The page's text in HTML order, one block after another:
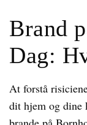
Brand
Dag:
At forstå
dit hjem og dine